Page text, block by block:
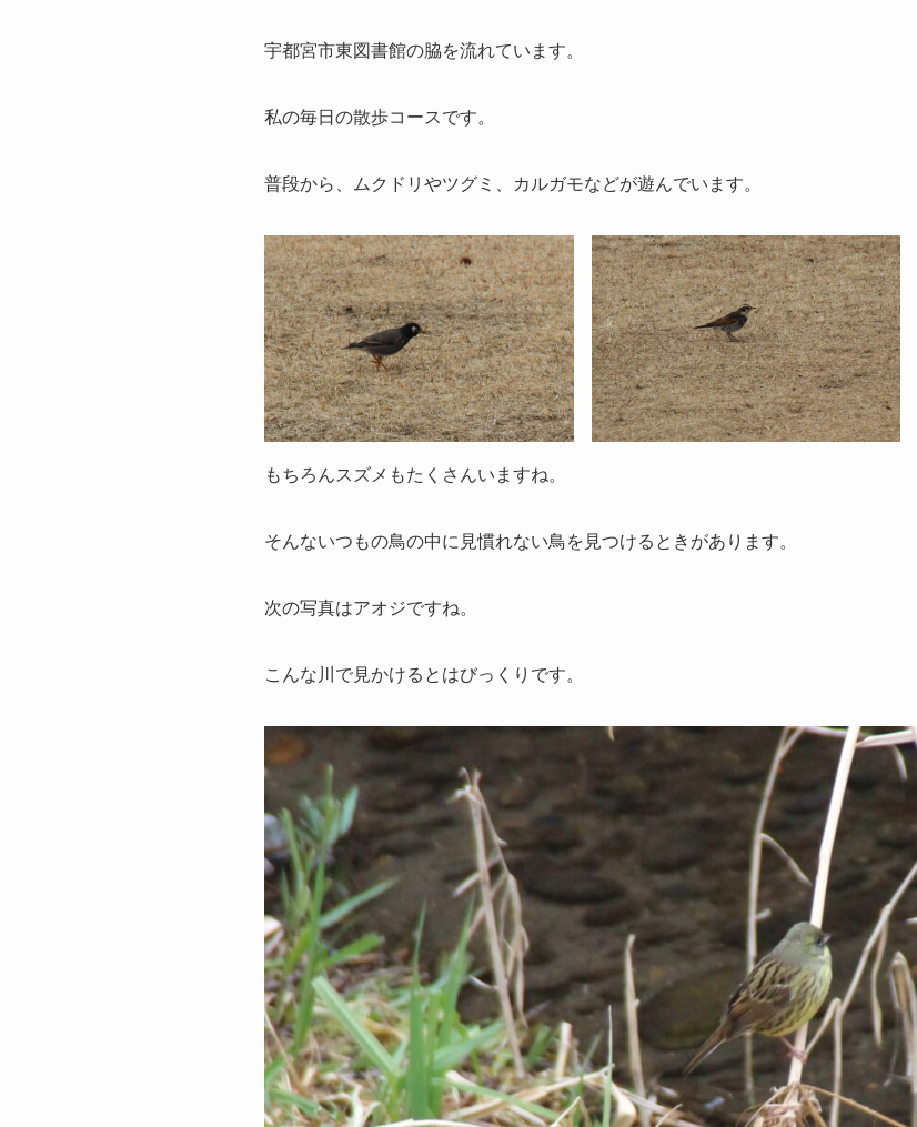
宇都宮市東図書館の脇を流れています。
私の毎日の散歩コースです。
普段から、ムクドリやツグミ、カルガモなどが遊んでいます。
もちろんスズメもたくさんいますね。
そんないつもの鳥の中に見慣れない鳥を見つけるときがあります。
次の写真はアオジですね。
こんな川で見かけるとはびっくりです。